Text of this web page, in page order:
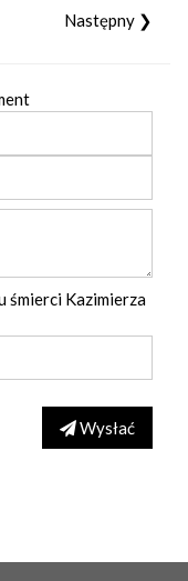
Następny ❯
śmierci Kazimierza
Wysłać